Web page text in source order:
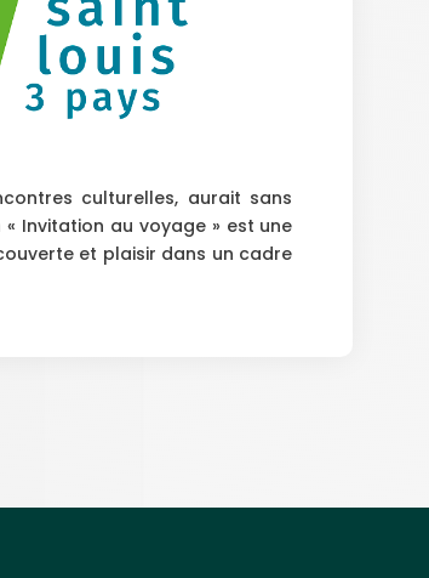
culturelles, aurait sans
Invitation au voyage » est une
et plaisir dans un cadre